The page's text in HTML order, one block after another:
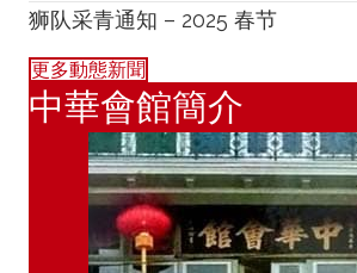
狮队采青通知 – 2025 春节
更多動態新聞
中華會館簡介